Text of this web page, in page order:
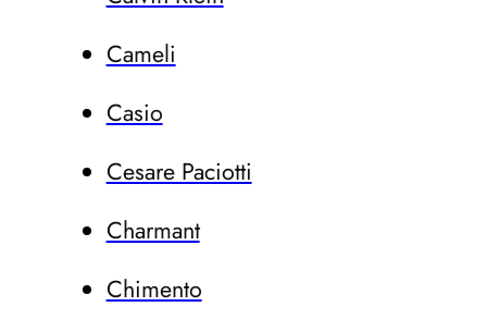
Cameli
Casio
Cesare Paciotti
Charmant
Chimento